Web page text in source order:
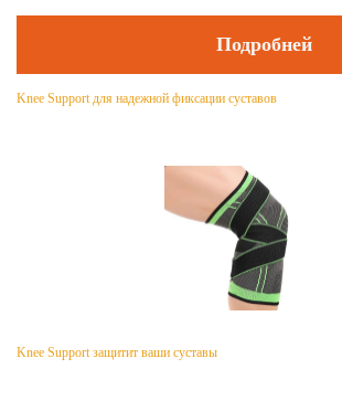
Подробней
Knee Support для надежной фиксации суставов
Knee Support защитит ваши суставы